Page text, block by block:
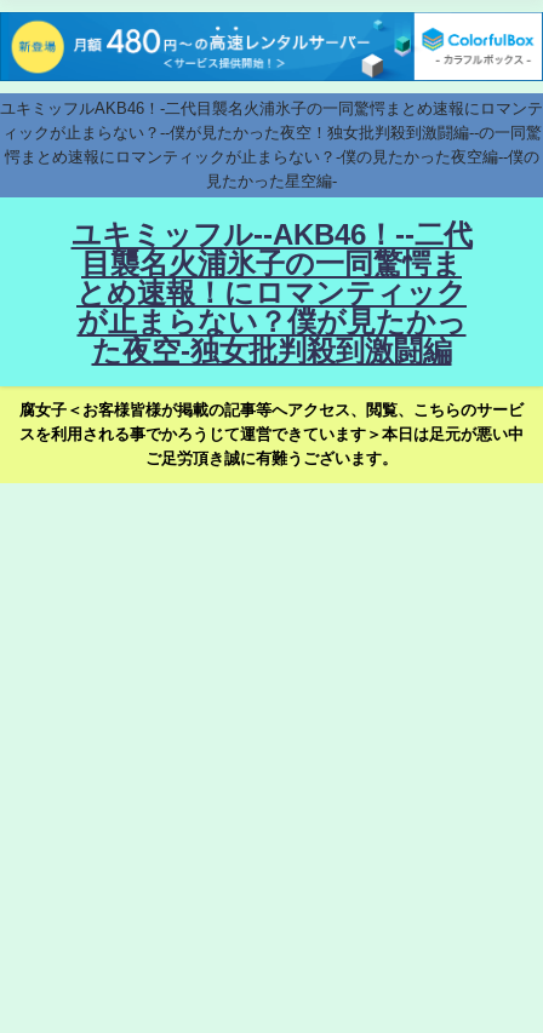
ユキミッフルAKB46！-二代目襲名火浦氷子の一同驚愕まとめ速報にロマンテ
ィックが止まらない？--僕が見たかった夜空！独女批判殺到激闘編--の一同驚
愕まとめ速報にロマンティックが止まらない？-僕の見たかった夜空編--僕の
見たかった星空編-
ユキミッフル--AKB46！--二代
目襲名火浦氷子の一同驚愕ま
とめ速報！にロマンティック
が止まらない？僕が見たかっ
た夜空-独女批判殺到激闘編
腐女子＜お客様皆様が掲載の記事等へアクセス、閲覧、こちらのサービ
スを利用される事でかろうじて運営できています＞本日は足元が悪い中
ご足労頂き誠に有難うございます。